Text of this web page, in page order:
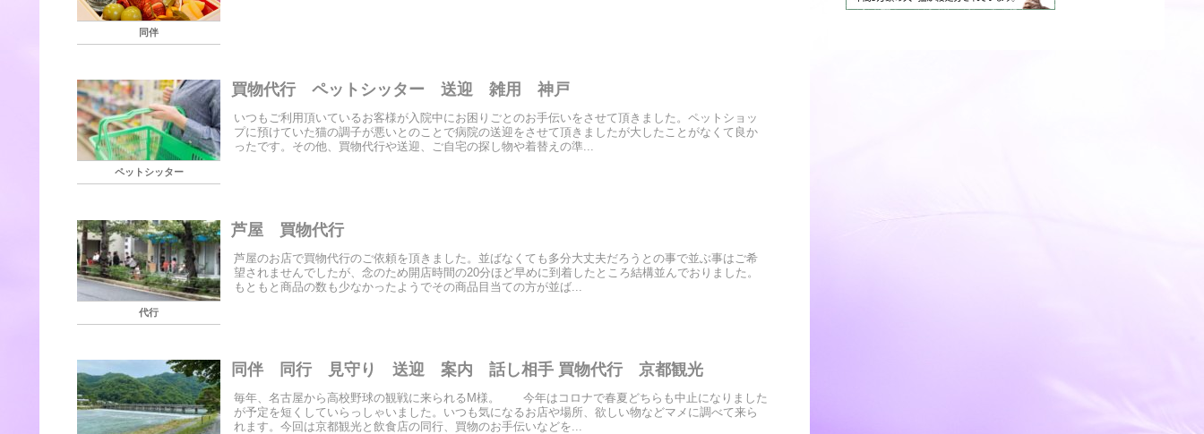
同伴
ペットシッター
買物代行 ペットシッター 送迎 雑用 神戸
いつもご利用頂いているお客様が入院中にお困りごとのお手伝いをさせて頂きました。ペットショッ
プに預けていた猫の調子が悪いとのことで病院の送迎をさせて頂きましたが大したことがなくて良か
ったです。その他、買物代行や送迎、ご自宅の探し物や着替えの準...
代行
芦屋 買物代行
芦屋のお店で買物代行のご依頼を頂きました。並ばなくても多分大丈夫だろうとの事で並ぶ事はご希
望されませんでしたが、念のため開店時間の20分ほど早めに到着したところ結構並んでおりました。
もともと商品の数も少なかったようでその商品目当ての方が並ば...
同伴 同行 見守り 送迎 案内 話し相手 買物代行 京都観光
毎年、名古屋から高校野球の観戦に来られるM様。 今年はコロナで春夏どちらも中止になりました
が予定を短くしていらっしゃいました。いつも気になるお店や場所、欲しい物などマメに調べて来ら
れます。今回は京都観光と飲食店の同行、買物のお手伝いなどを...